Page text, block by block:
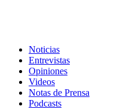
Noticias
Entrevistas
Opiniones
Videos
Notas de Prensa
Podcasts